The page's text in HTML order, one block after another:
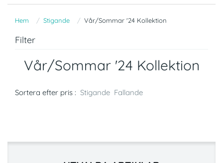
Hem Stigande Vår/Sommar '24 Kollektion
Filter
Vår/Sommar '24 Kollektion
Sortera efter pris : Stigande Fallande